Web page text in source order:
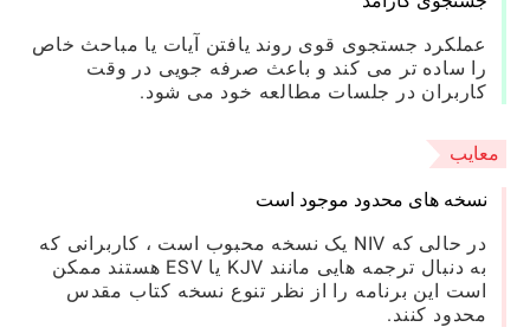
عملکرد جستجوی قوی روند یافتن آیات یا مباحث خاص
را ساده تر می کند و باعث صرفه جویی در وقت
کاربران در جلسات مطالعه خود می شود.
معایب
نسخه های محدود موجود است
در حالی که NIV یک نسخه محبوب است ، کاربرانی که
به دنبال ترجمه هایی مانند KJV یا ESV هستند ممکن
است این برنامه را از نظر تنوع نسخه کتاب مقدس
محدود کنند.